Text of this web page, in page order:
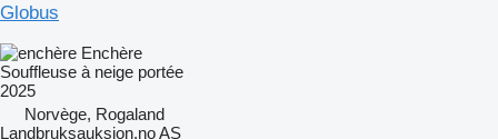
Globus
Enchère
Souffleuse à neige portée
2025
Norvège, Rogaland
Landbruksauksjon.no AS